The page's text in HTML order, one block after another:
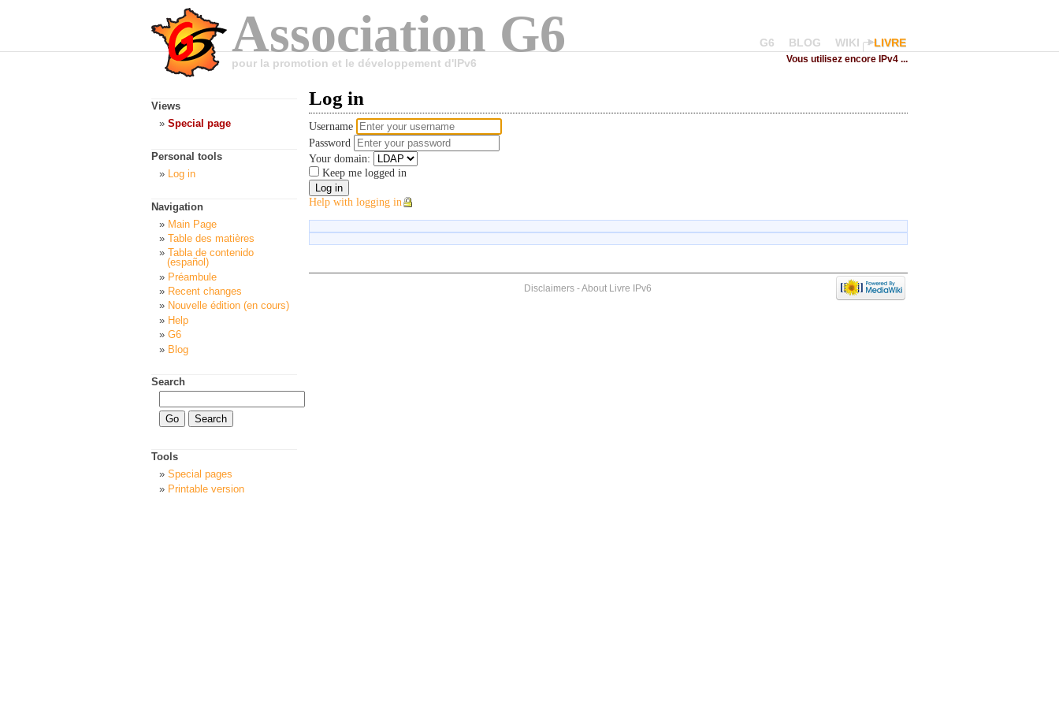
Association G6
pour la promotion et le développement d'IPv6
G6 BLOG WIKI LIVRE
Vous utilisez encore IPv4 ...
Log in
Username
Password
Your domain:
Keep me logged in
Help with logging in
Views
Special page
Personal tools
Log in
Navigation
Main Page
Table des matières
Tabla de contenido
(español)
Préambule
Recent changes
Nouvelle édition (en cours)
Help
G6
Blog
Search
Tools
Special pages
Printable version
Disclaimers-About Livre IPv6